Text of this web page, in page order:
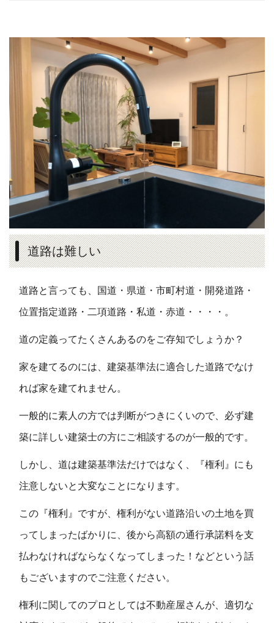
道路は難しい
道路と言っても、国道・県道・市町村道・開発道路・
位置指定道路・二項道路・私道・赤道・・・・。
道の定義ってたくさんあるのをご存知でしょうか？
家を建てるのには、建築基準法に適合した道路でなけ
れば家を建てれません。
一般的に素人の方では判断がつきにくいので、必ず建
築に詳しい建築士の方にご相談するのが一般的です。
しかし、道は建築基準法だけではなく、『権利』にも
注意しないと大変なことになります。
この『権利』ですが、権利がない道路沿いの土地を買
ってしまったばかりに、後から高額の通行承諾料を支
払わなければならなくなってしまった！などという話
もございますのでご注意ください。
権利に関してのプロとしては不動産屋さんが、適切な